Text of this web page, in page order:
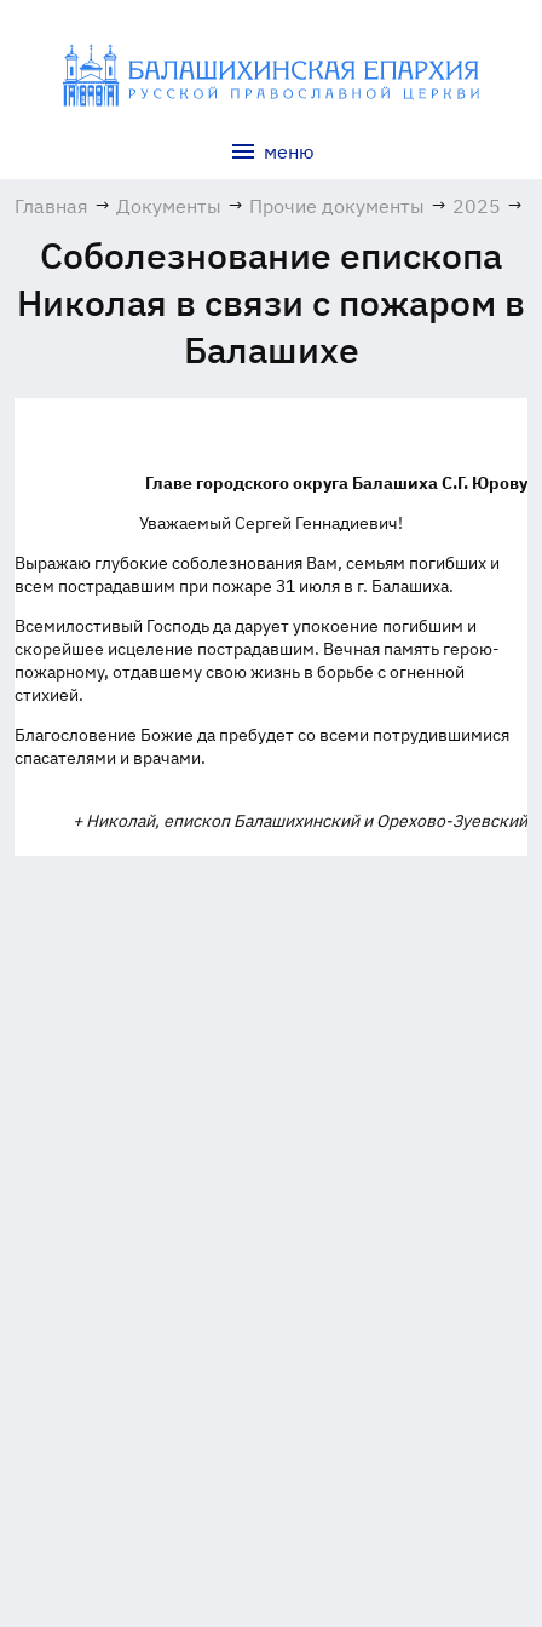
меню
Главная → Документы → Прочие документы → 2025 →
Соболезнование епископа
Николая в связи с пожаром в
Балашихе
Главе городского округа Балашиха С.Г. Юрову
Уважаемый Сергей Геннадиевич!
Выражаю глубокие соболезнования Вам, семьям погибших и
всем пострадавшим при пожаре 31 июля в г. Балашиха.
Всемилостивый Господь да дарует упокоение погибшим и
скорейшее исцеление пострадавшим. Вечная память герою-
пожарному, отдавшему свою жизнь в борьбе с огненной
стихией.
Благословение Божие да пребудет со всеми потрудившимися
спасателями и врачами.
+ Николай, епископ Балашихинский и Орехово-Зуевский